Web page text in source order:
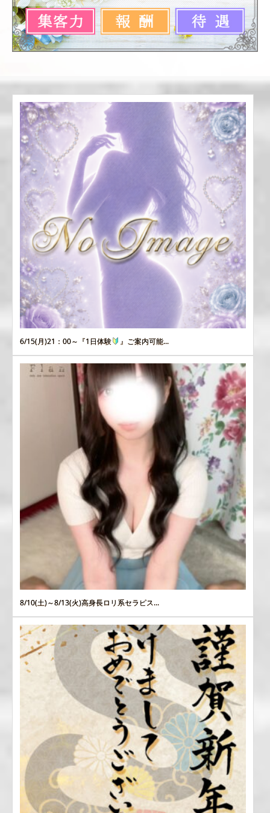
6/15(月)21：00～『1日体験 』ご案内可能...
8/10(土)～8/13(火)高身長ロリ系セラピス...